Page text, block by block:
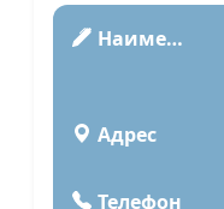
Наименование
Адрес
Телефон